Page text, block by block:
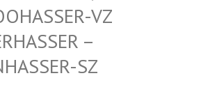
VZ – N
– LES
SZ UND